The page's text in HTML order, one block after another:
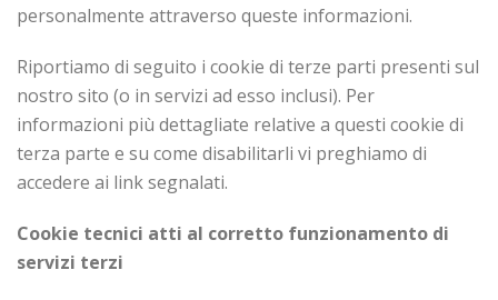
personalmente attraverso queste informazioni.
Riportiamo di seguito i cookie di terze parti presenti sul
nostro sito (o in servizi ad esso inclusi). Per
informazioni più dettagliate relative a questi cookie di
terza parte e su come disabilitarli vi preghiamo di
accedere ai link segnalati.
Cookie tecnici atti al corretto funzionamento di
servizi terzi